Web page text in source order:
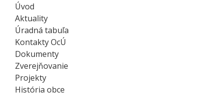
Úvod
Aktuality
Úradná tabuľa
Kontakty OcÚ
Dokumenty
Zverejňovanie
Projekty
História obce